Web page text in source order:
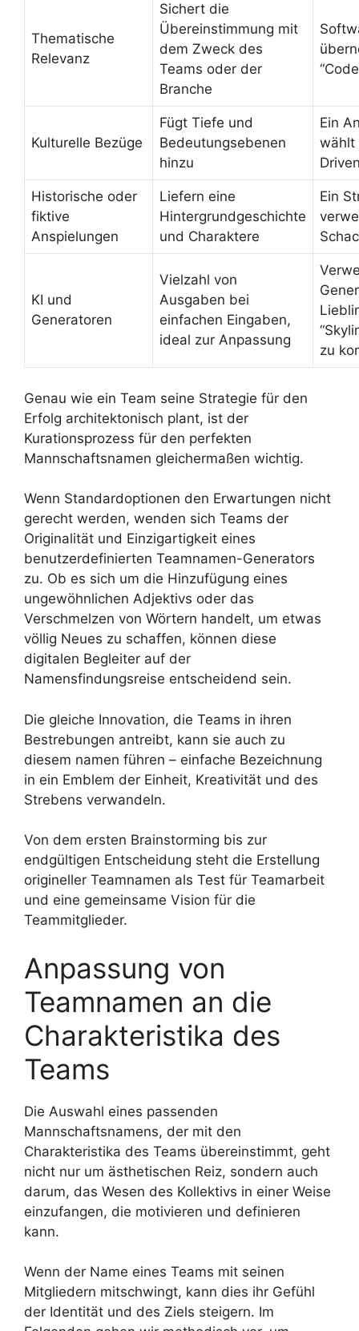
Thematische
Relevanz
Sichert die
Übereinstimmung mit
dem Zweck des
Teams oder der
Branche
Kulturelle Bezüge
Fügt Tiefe und
Bedeutungsebenen
hinzu
Ein
wählt
Historische oder
fiktive
Anspielungen
Liefern eine
Hintergrundgeschichte
und Charaktere
Ein
KI und
Generatoren
Vielzahl von
Ausgaben bei
einfachen Eingaben,
ideal zur Anpassung
zu
Genau wie ein Team seine Strategie für den
Erfolg architektonisch plant, ist der
Kurationsprozess für den perfekten
Mannschaftsnamen gleichermaßen wichtig.
Wenn Standardoptionen den Erwartungen nicht
gerecht werden, wenden sich Teams der
Originalität und Einzigartigkeit eines
benutzerdefinierten Teamnamen-Generators
zu. Ob es sich um die Hinzufügung eines
ungewöhnlichen Adjektivs oder das
Verschmelzen von Wörtern handelt, um etwas
völlig Neues zu schaffen, können diese
digitalen Begleiter auf der
Namensfindungsreise entscheidend sein.
Die gleiche Innovation, die Teams in ihren
Bestrebungen antreibt, kann sie auch zu
diesem namen führen – einfache Bezeichnung
in ein Emblem der Einheit, Kreativität und des
Strebens verwandeln.
Von dem ersten Brainstorming bis zur
endgültigen Entscheidung steht die Erstellung
origineller Teamnamen als Test für Teamarbeit
und eine gemeinsame Vision für die
Teammitglieder.
Anpassung von
Teamnamen an die
Charakteristika des
Teams
Die Auswahl eines passenden
Mannschaftsnamens, der mit den
Charakteristika des Teams übereinstimmt, geht
nicht nur um ästhetischen Reiz, sondern auch
darum, das Wesen des Kollektivs in einer Weise
einzufangen, die motivieren und definieren
kann.
Wenn der Name eines Teams mit seinen
Mitgliedern mitschwingt, kann dies ihr Gefühl
der Identität und des Ziels steigern. Im